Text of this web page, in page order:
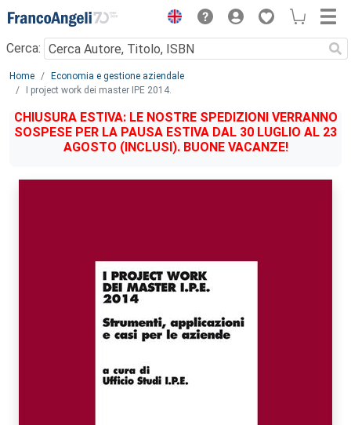
Menu
Cerca:
Main content
Home
Economia e gestione aziendale
I project work dei master IPE 2014.
CHIUSURA ESTIVA: LE NOSTRE SPEDIZIONI VERRANNO
SOSPESE PER LA PAUSA ESTIVA DAL 30 LUGLIO AL 23
AGOSTO (INCLUSI). BUONE VACANZE!